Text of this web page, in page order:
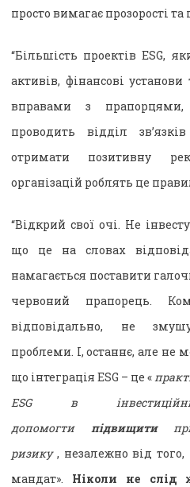
просто вимагає прозорості та
“Більшість проектів ESG,
активів, фінансові
вправами з
проводить відділ
отримати позитивну
організацій роблять це
“Відкрий свої очі. Не
що це на словах
намагається поставити
червоний прапорець.
відповідально, не
проблеми. І, останнє, але не
що інтеграція ESG – це «
ESG в
допомогти підвищити
ризику, незалежно від того,
мандат». Ніколи не слід